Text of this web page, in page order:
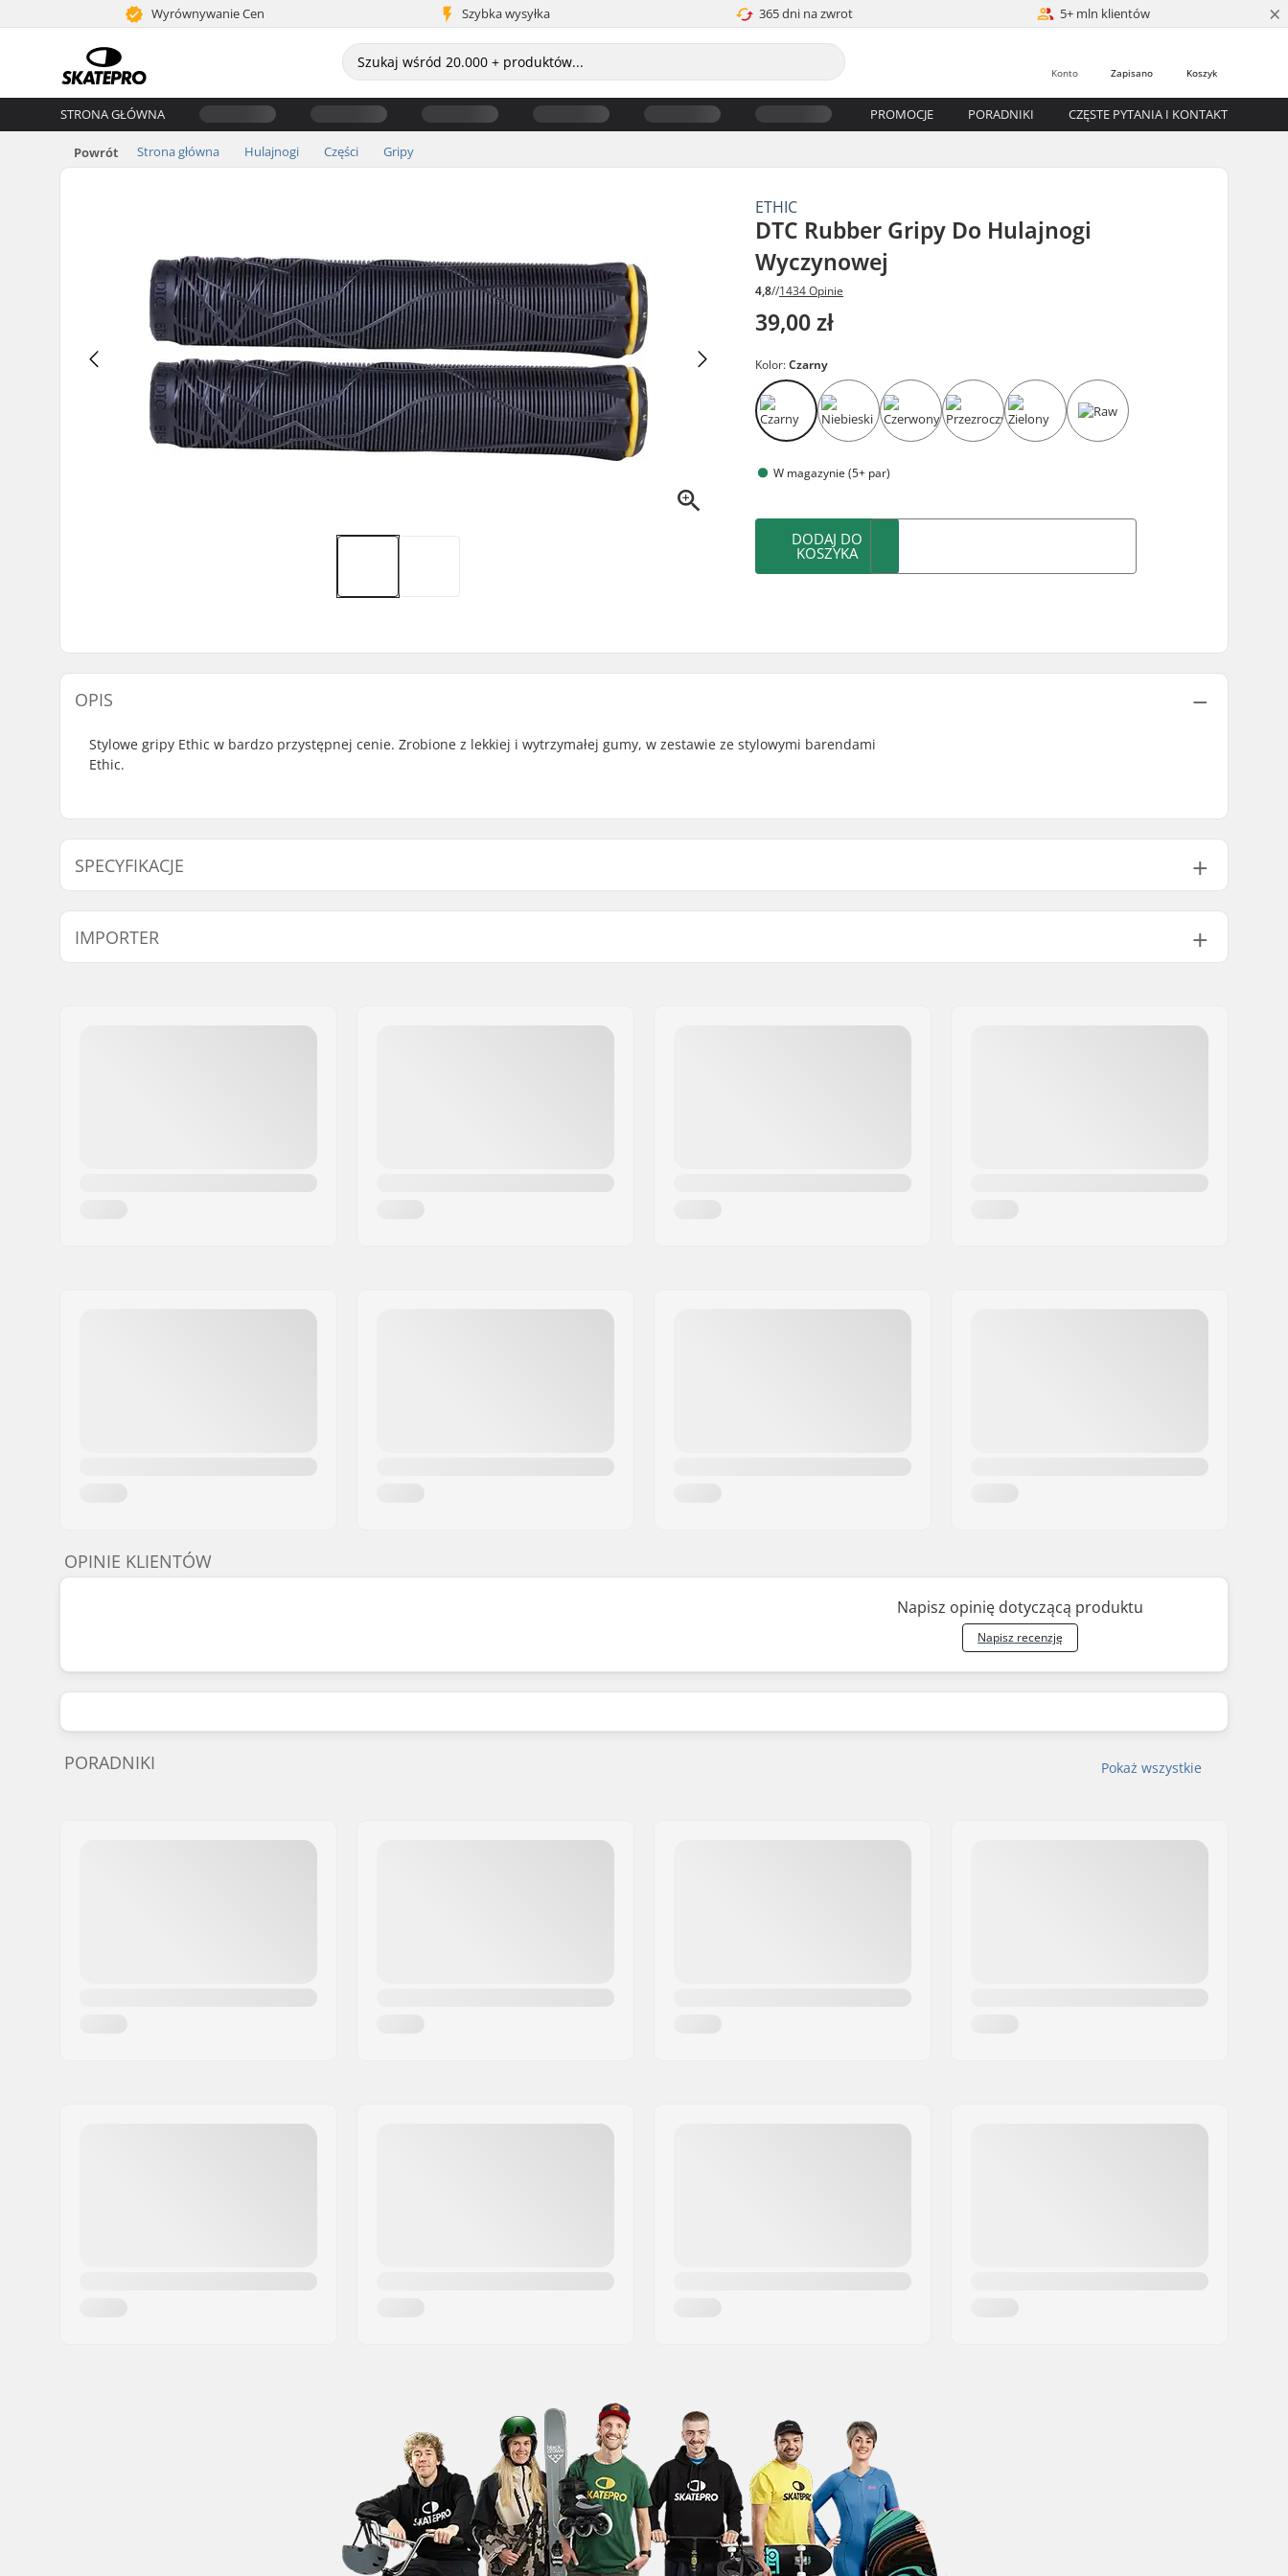
Wyrównywanie Cen Szybka wysyłka 365 dni na zwrot 5+ mln klientów ×
Koszyk
Zapisano
Konto
STRONA GŁÓWNA PROMOCJE PORADNIKI CZĘSTE PYTANIA I KONTAKT
Powrót Strona główna Hulajnogi Części Gripy
ETHIC
DTC Rubber Gripy Do Hulajnogi
Wyczynowej
4,8//1434 Opinie
39,00 zł
Kolor:Czarny
W magazynie (5+ par)
DODAJ DO
KOSZYKA
OPIS
Stylowe gripy Ethic w bardzo przystępnej cenie. Zrobione z lekkiej i wytrzymałej gumy, w zestawie ze stylowymi barendami
Ethic.
SPECYFIKACJE
Kompatybilne z: Aluminium, Stal,Titanium
Długość gripu:
Materiał:
Guma
Barendy:
Włączony
Twardość:
Soft
IMPORTER
OPINIE KLIENTÓW
Napisz opinię dotyczącą produktu
Napisz recenzję
Pokaż wszystkie
PORADNIKI